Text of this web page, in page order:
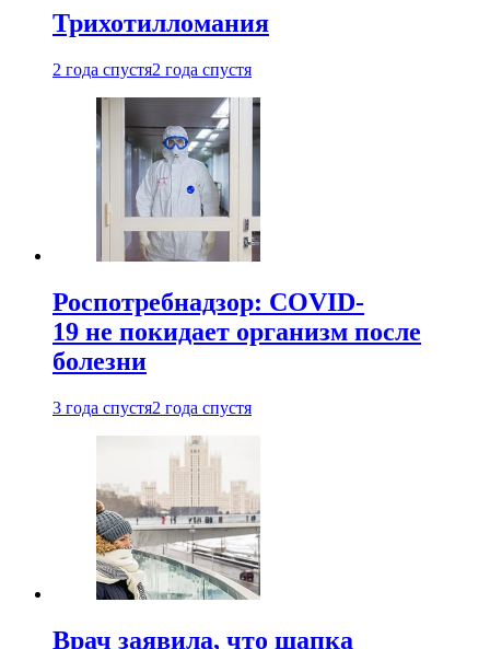
Трихотилломания
2 года спустя2 года спустя
Роспотребнадзор: COVID-
19 не покидает организм после
болезни
3 года спустя2 года спустя
Врач заявила, что шапка